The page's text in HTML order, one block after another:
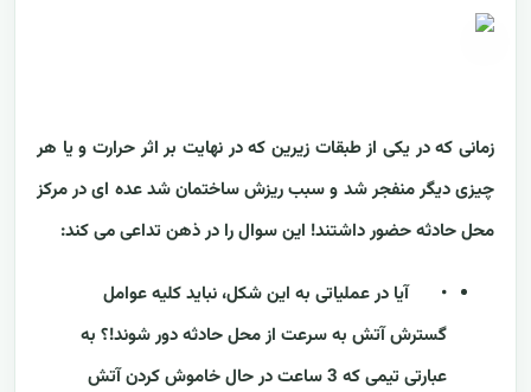
زمانی که در یکی از طبقات زیرین که در نهایت بر اثر حرارت و یا هر
چیزی دیگر منفجر شد و سبب ریزش ساختمان شد عده ای در مرکز
محل حادثه حضور داشتند! این سوال را در ذهن تداعی می کند:
•
آیا در عملیاتی به این شکل، نباید کلیه عوامل
گسترش آتش به سرعت از محل حادثه دور شوند!؟ به
عبارتی تیمی که 3 ساعت در حال خاموش کردن آتش